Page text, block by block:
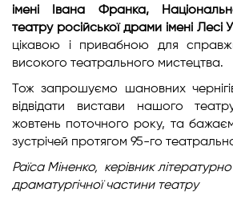
імені Івана Франка,
театру російської драми імені Лесі
цікавою і привабною для
високого театрального мистецтва.
Тож запрошуємо шановних
відвідати вистави нашого
жовтень поточного року, та
зустрічей протягом 95-го
Раїса Міненко, керівник
драматургічноїчастини театру